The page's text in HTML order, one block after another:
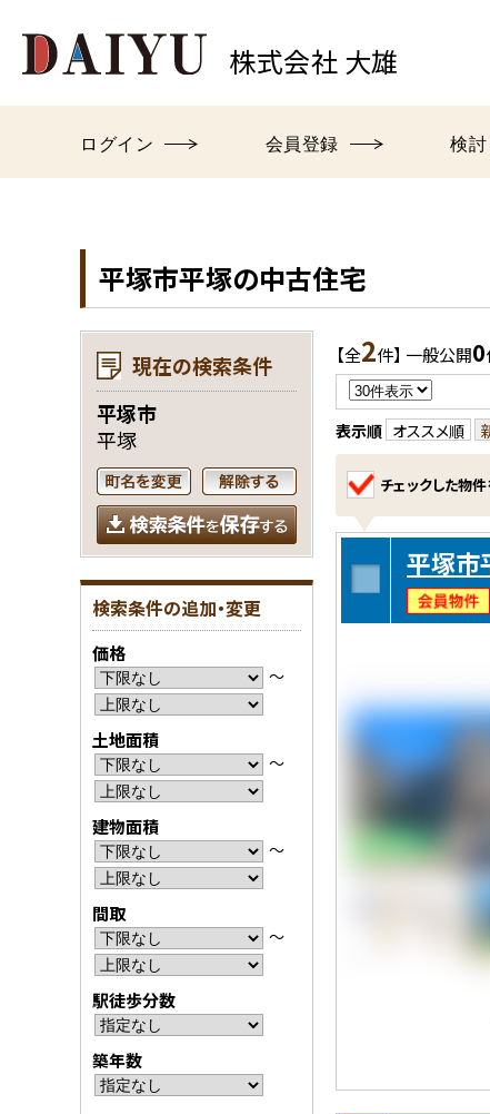
株式会社 大雄
ログイン 会員登録 検討
平塚市平塚の中古住宅
【全2件】 一般公開0
表示順 オススメ順
チェックした物
平塚市
現在の検索条件
平塚市
平塚
検索条件の追加・変更
価格
〜
土地面積
〜
建物面積
〜
間取
〜
駅徒歩分数
築年数